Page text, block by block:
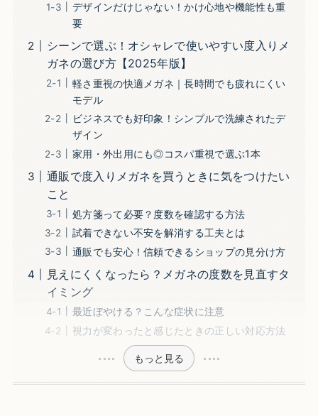
デザインだけじゃない！かけ心地や機能性も重
要
シーンで選ぶ！オシャレで使いやすい度入りメ
ガネの選び方【2025年版】
軽さ重視の快適メガネ｜長時間でも疲れにくい
モデル
ビジネスでも好印象！シンプルで洗練されたデ
ザイン
家用・外出用にも◎コスパ重視で選ぶ1本
通販で度入りメガネを買うときに気をつけたい
こと
処方箋って必要？度数を確認する方法
試着できない不安を解消する工夫とは
通販でも安心！信頼できるショップの見分け方
見えにくくなったら？メガネの度数を見直すタ
イミング
最近ぼやける？こんな症状に注意
視力が変わったと感じたときの正しい対応方法
もっと見る